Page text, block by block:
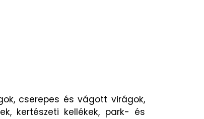
cserepes és vágott virágok,
kertészeti kellékek, park- és